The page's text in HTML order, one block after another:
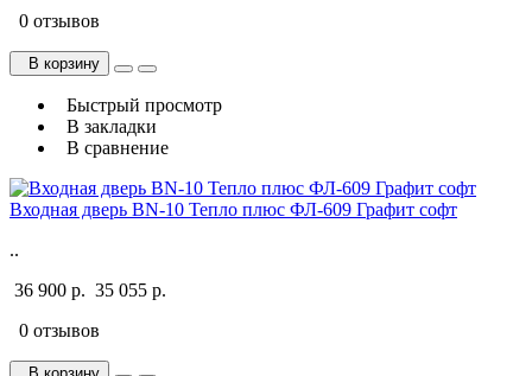
0 отзывов
В корзину
Быстрый просмотр
В закладки
В сравнение
Входная дверь BN-10 Тепло плюс ФЛ-609 Графит софт
..
36 900 р. 35 055 р.
0 отзывов